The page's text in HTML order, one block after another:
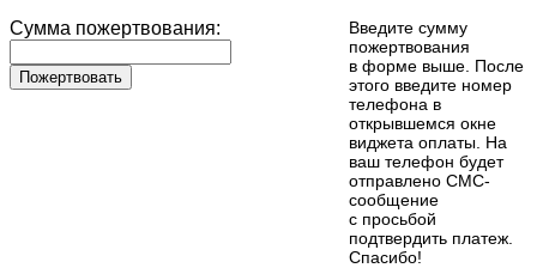
Сумма пожертвования:
Пожертвовать
Введите сумму
пожертвования
в форме выше. После
этого введите номер
телефона в
открывшемся окне
виджета оплаты. На
ваш телефон будет
отправлено СМС-
сообщение
с просьбой
подтвердить платеж.
Cпасибо!